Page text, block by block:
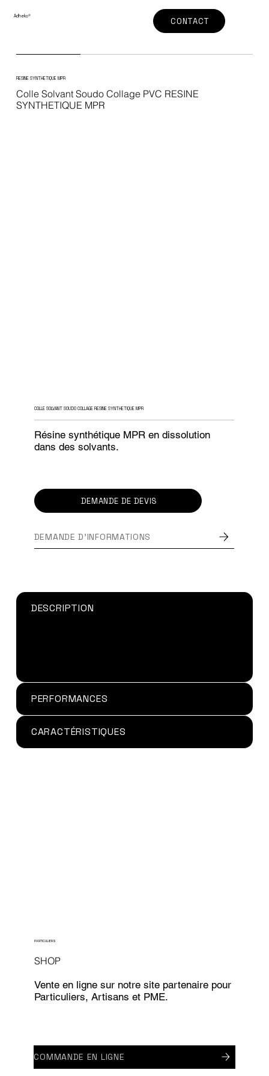
Adheko® CONTACT
RESINE SYNTHETIQUE MPR
Colle Solvant Soudo Collage PVC RESINE
SYNTHETIQUE MPR
COLLE SOLVANT SOUDO COLLAGE RESINE SYNTHETIQUE MPR
Résine synthétique MPR en dissolution
dans des solvants.
DEMANDE DE DEVIS
DEMANDE D'INFORMATIONS
DESCRIPTION
PERFORMANCES
CARACTÉRISTIQUES
SHOP
PARTICULIERS
Vente en ligne sur notre site partenaire pour
Particuliers, Artisans et PME.
COMMANDE EN LIGNE